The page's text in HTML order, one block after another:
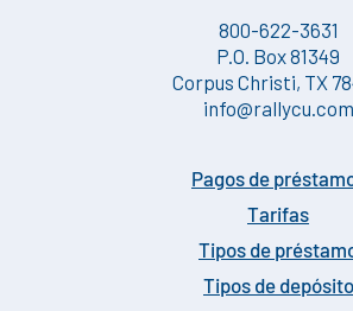
800-622-3631
P.O. Box 81349
Corpus Christi, TX
info@rallycu.com
Pagos de
Tarifas
Tipos de
Tipos de depósito